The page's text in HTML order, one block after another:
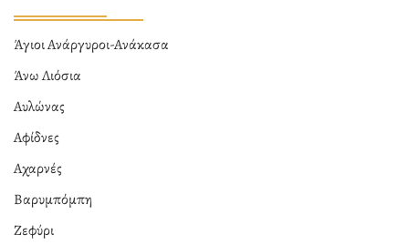
Άγιοι Ανάργυροι-Ανάκασα
Άνω Λιόσια
Αυλώνας
Αφίδνες
Αχαρνές
Βαρυμπόμπη
Ζεφύρι